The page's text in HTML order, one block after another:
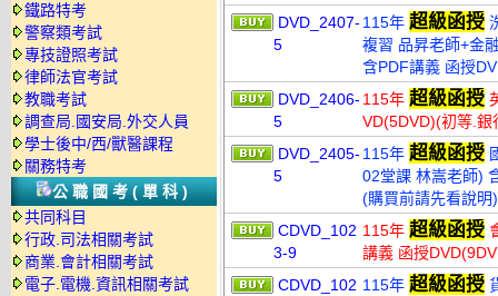
鐵路特考
警察類考試
專技證照考試
律師法官考試
教職考試
調查局.國安局.外交人員
學士後中/西/獸醫課程
關務特考
公職國考(單科)
共同科目
行政.司法相關考試
商業.會計相關考試
電子.電機.資訊相關考試
DVD_2407-
5
115年 超級函授
複習 品昇老師+金
含PDF講義 函授
DVD_2406-
5
115年 超級函授
VD(5DVD)(初等.銀
DVD_2405-
5
115年 超級函授
02堂課 林嵩老師)
(購買前請先看說明)
CDVD_102
3-9
115年 超級函授
講義 函授
CDVD_102 115年 超級函授